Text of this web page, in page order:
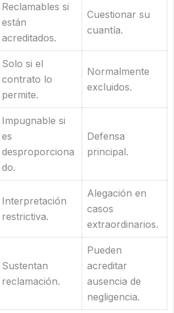
Reclamables si
están
acreditados.
Cuestionar su
cuantía.
Solo si el
contrato lo
permite.
Normalmente
excluidos.
Impugnable si
es
desproporciona
do.
Defensa
principal.
Interpretación
restrictiva.
Alegación en
casos
extraordinarios.
Sustentan
reclamación.
Pueden
acreditar
ausencia de
negligencia.